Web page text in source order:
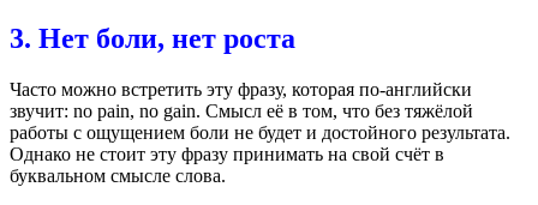
3. Нет боли, нет роста
Часто можно встретить эту фразу, которая по-английски
звучит: no pain, no gain. Смысл её в том, что без тяжёлой
работы с ощущением боли не будет и достойного результата.
Однако не стоит эту фразу принимать на свой счёт в
буквальном смысле слова.